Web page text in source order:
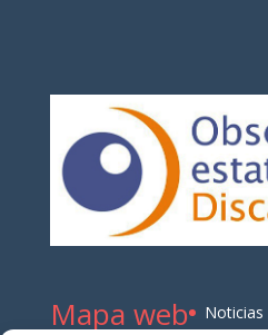
Mapa web
Noticias